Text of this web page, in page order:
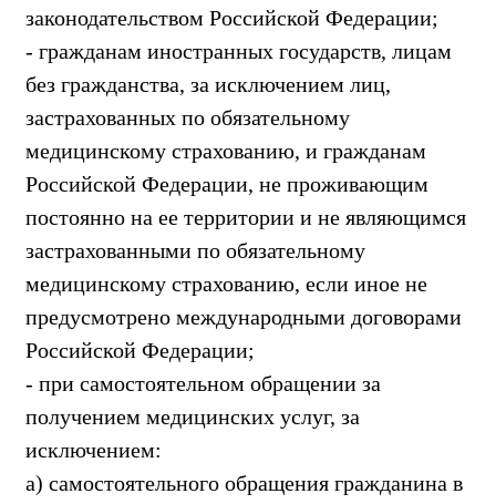
законодательством Российской Федерации;
- гражданам иностранных государств, лицам
без гражданства, за исключением лиц,
застрахованных по обязательному
медицинскому страхованию, и гражданам
Российской Федерации, не проживающим
постоянно на ее территории и не являющимся
застрахованными по обязательному
медицинскому страхованию, если иное не
предусмотрено международными договорами
Российской Федерации;
- при самостоятельном обращении за
получением медицинских услуг, за
исключением:
а) самостоятельного обращения гражданина в